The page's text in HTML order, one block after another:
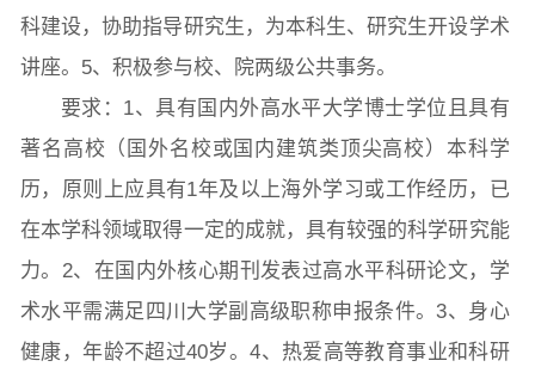
科建设，协助指导研究生，为本科生、研究生开设学术
讲座。5、积极参与校、院两级公共事务。
要求：1、具有国内外高水平大学博士学位且具有
著名高校（国外名校或国内建筑类顶尖高校）本科学
历，原则上应具有1年及以上海外学习或工作经历，已
在本学科领域取得一定的成就，具有较强的科学研究能
力。2、在国内外核心期刊发表过高水平科研论文，学
术水平需满足四川大学副高级职称申报条件。3、身心
健康，年龄不超过40岁。4、热爱高等教育事业和科研